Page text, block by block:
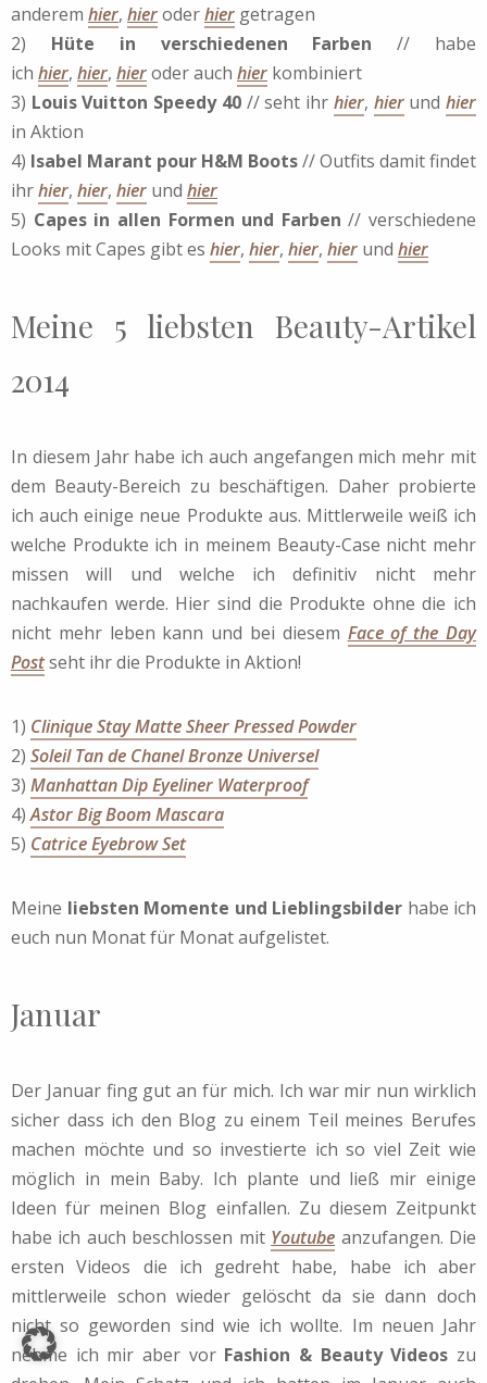
anderem hier, hieroderhier getragen
2) Hüte in verschiedenen Farben // habe
ich hier, hier, hieroder auch hier kombiniert
3) Louis Vuitton Speedy 40// seht ihr hier, hierundhier
in Aktion
4) Isabel Marant pour H&M Boots// Outfits damit findet
ihrhier, hier, hier und hier
5) Capes in allen Formen und Farben // verschiedene
Looks mit Capes gibt es hier, hier, hier, hier und hier
Meine 5 liebsten Beauty-Artikel
2014
In diesem Jahr habe ich auch angefangen mich mehr mit
dem Beauty-Bereich zu beschäftigen. Daher probierte
ich auch einige neue Produkte aus. Mittlerweile weiß ich
welche Produkte ich in meinem Beauty-Case nicht mehr
missen will und welche ich definitiv nicht mehr
nachkaufen werde. Hier sind die Produkte ohne die ich
nicht mehr leben kann und bei diesem Face of the Day
Postseht ihr die Produkte in Aktion!
1) Clinique Stay Matte Sheer Pressed Powder
2) Soleil Tan de Chanel Bronze Universel
3) Manhattan Dip Eyeliner Waterproof
4)Astor Big Boom Mascara
5) Catrice Eyebrow Set
Meine liebsten Momente und Lieblingsbilder habe ich
euch nun Monat für Monat aufgelistet.
Januar
Der Januar fing gut an für mich. Ich war mir nun wirklich
sicher dass ich den Blog zu einem Teil meines Berufes
machen möchte und so investierte ich so viel Zeit wie
möglich in mein Baby. Ich plante und ließ mir einige
Ideen für meinen Blog einfallen. Zu diesem Zeitpunkt
habe ich auch beschlossen mit Youtube anzufangen. Die
ersten Videos die ich gedreht habe, habe ich aber
mittlerweile schon wieder gelöscht da sie dann doch
nicht so geworden sind wie ich wollte. Im neuen Jahr
nehme ich mir aber vor Fashion & Beauty Videos zu